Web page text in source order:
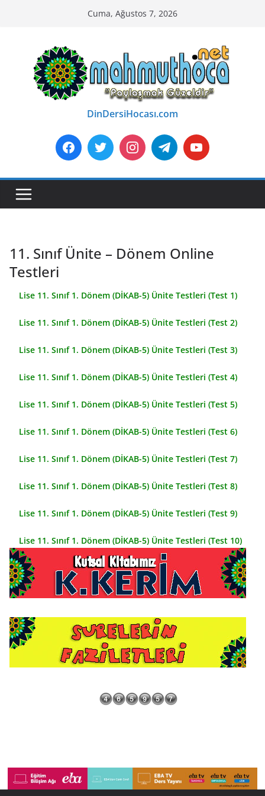
Cuma, Ağustos 7, 2026
DinDersiHocası.com
11. Sınıf Ünite – Dönem Online
Testleri
Lise 11. Sınıf 1. Dönem (DİKAB-5) Ünite Testleri (Test 1)
Lise 11. Sınıf 1. Dönem (DİKAB-5) Ünite Testleri (Test 2)
Lise 11. Sınıf 1. Dönem (DİKAB-5) Ünite Testleri (Test 3)
Lise 11. Sınıf 1. Dönem (DİKAB-5) Ünite Testleri (Test 4)
Lise 11. Sınıf 1. Dönem (DİKAB-5) Ünite Testleri (Test 5)
Lise 11. Sınıf 1. Dönem (DİKAB-5) Ünite Testleri (Test 6)
Lise 11. Sınıf 1. Dönem (DİKAB-5) Ünite Testleri (Test 7)
Lise 11. Sınıf 1. Dönem (DİKAB-5) Ünite Testleri (Test 8)
Lise 11. Sınıf 1. Dönem (DİKAB-5) Ünite Testleri (Test 9)
Lise 11. Sınıf 1. Dönem (DİKAB-5) Ünite Testleri (Test 10)